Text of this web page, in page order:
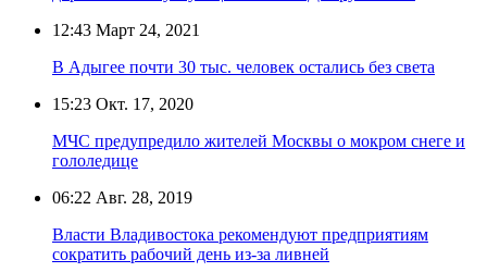
12:43 Март 24, 2021
В Адыгее почти 30 тыс. человек остались без света
15:23 Окт. 17, 2020
МЧС предупредило жителей Москвы о мокром снеге и
гололедице
06:22 Авг. 28, 2019
Власти Владивостока рекомендуют предприятиям
сократить рабочий день из-за ливней